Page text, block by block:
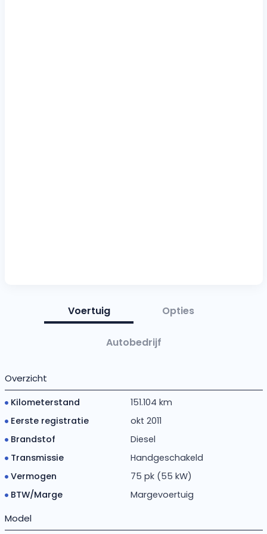
Voertuig Opties
Autobedrijf
Overzicht
Kilometerstand
151.104 km
Eerste registratie
okt 2011
Brandstof
Diesel
Transmissie
Handgeschakeld
Vermogen
75 pk (55 kW)
BTW/Marge
Margevoertuig
Model